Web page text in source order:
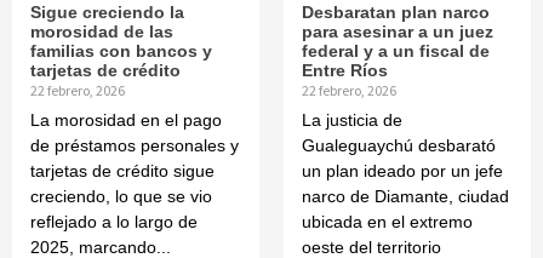
Sigue creciendo la
morosidad de las
familias con bancos y
tarjetas de crédito
22 febrero, 2026
La morosidad en el pago
de préstamos personales y
tarjetas de crédito sigue
creciendo, lo que se vio
reflejado a lo largo de
2025, marcando...
Desbaratan plan narco
para asesinar a un juez
federal y a un fiscal de
Entre Ríos
22 febrero, 2026
La justicia de
Gualeguaychú desbarató
un plan ideado por un jefe
narco de Diamante, ciudad
ubicada en el extremo
oeste del territorio